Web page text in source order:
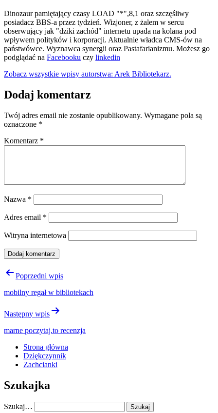
Dinozaur pamiętający czasy LOAD "*",8,1 oraz szczęśliwy
posiadacz BBS-a przez tydzień. Wizjoner, z żalem w sercu
obserwujący jak "dziki zachód" internetu upada na kolana pod
wpływem polityków i korporacji. Aktualnie władca CMS-ów na
państwówce. Wyznawca synergii oraz Pastafarianizmu. Możesz go
podglądać na Facebooku czy linkedin
Zobacz wszystkie wpisy autorstwa: Arek Bibliotekarz.
Dodaj komentarz
Twój adres email nie zostanie opublikowany. Wymagane pola są
oznaczone *
Komentarz *
Nazwa *
Adres email *
Witryna internetowa
Nawigacja
Poprzedni wpis
mobilny regał w bibliotekach
Następny wpis
marne poczytaj.to recenzja
Strona główna
Dziękczynnik
Zachcianki
Szukajka
Szukaj…